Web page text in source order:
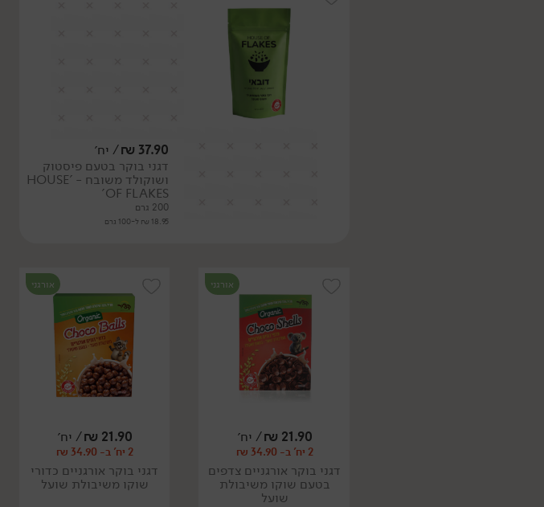
37.90
₪/ יח׳
דגני בוקר בטעם פיסטוק
ושוקולד משובח - 'HOUSE
OF FLAKES'
200 גרם
18.95 ₪ ל-100 גרם
אורגני
21.90
₪/ יח׳
2 יח' ב- 34.90 ₪
דגני בוקר אורגניים צדפים
בטעם שוקו משיבולת
שועל
אורגני
21.90
₪/ יח׳
2 יח' ב- 34.90 ₪
דגני בוקר אורגניים כדורי
שוקו משיבולת שועל